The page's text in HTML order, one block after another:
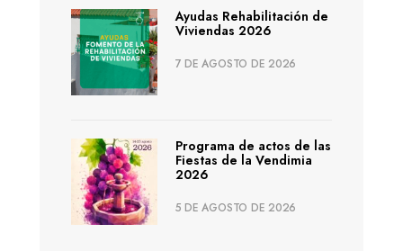
Ayudas Rehabilitación de
Viviendas 2026
7 DE AGOSTO DE 2026
Programa de actos de las
Fiestas de la Vendimia
2026
5 DE AGOSTO DE 2026